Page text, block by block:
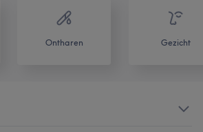
Ontharen Gezicht